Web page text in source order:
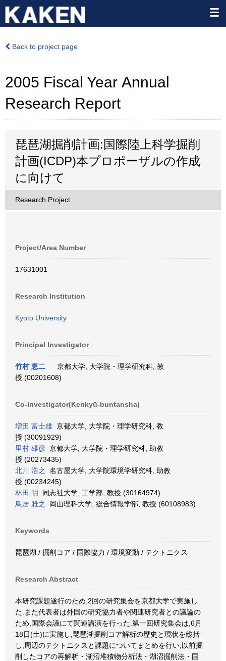
Back to project page
2005 Fiscal Year Annual
Research Report
琵琶湖掘削計画:国際陸上科学掘削
計画(ICDP)本プロポーザルの作成
に向けて
Research Project
Project/Area Number
17631001
Research Institution
Kyoto University
Principal Investigator
竹村 恵二
京都大学, 大学院・理学研究科, 教
授 (00201608)
Co-Investigator(Kenkyū-buntansha)
増田 富士雄 京都大学, 大学院・理学研究科, 教
授 (30091929)
里村 雄彦 京都大学, 大学院・理学研究科, 助教
授 (20273435)
北川 浩之
名古屋大学, 大学院環境学研究科, 助教
授 (00234245)
林田 明
同志社大学, 工学部, 教授 (30164974)
鳥居 雅之
岡山理科大学, 総合情報学部, 教授 (60108983)
Keywords
琵琶湖 / 掘削コア / 国際協力 / 環境変動 / テクトニクス
Research Abstract
本研究課題遂行のため,2回の研究集会を京都大学で実施し
た.また代表者は外国の研究協力者や関連研究者との議論の
ため,国際会議にて関連講演を行った.第一回研究集会は,6月
18日(土)に実施し,琵琶湖掘削コア解析の歴史と現状を総括
し,周辺のテクトニクスと課題についてまとめを行い,以前掘
削したコアの再解析・湖沼堆積物分析法・湖沼掘削法・国